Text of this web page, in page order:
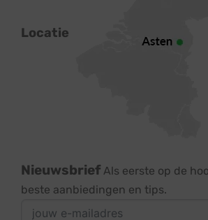
Locatie
Nieuwsbrief Als eerste op de
beste aanbiedingen en tips.